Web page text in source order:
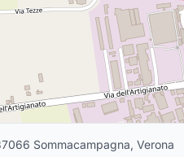
Sommacampagna, Verona